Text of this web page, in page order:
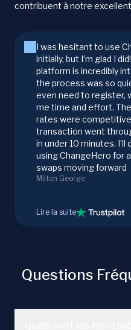
contribuent à notre
I was hesitant to use
initially, but I’m glad I
platform is incredibly
the process was so
even need to register,
me time and effort.
rates were
transaction went
in under 10 minutes. I’ll
using ChangeHero for
swaps moving forward
Milton George
Lire la suite
Questions